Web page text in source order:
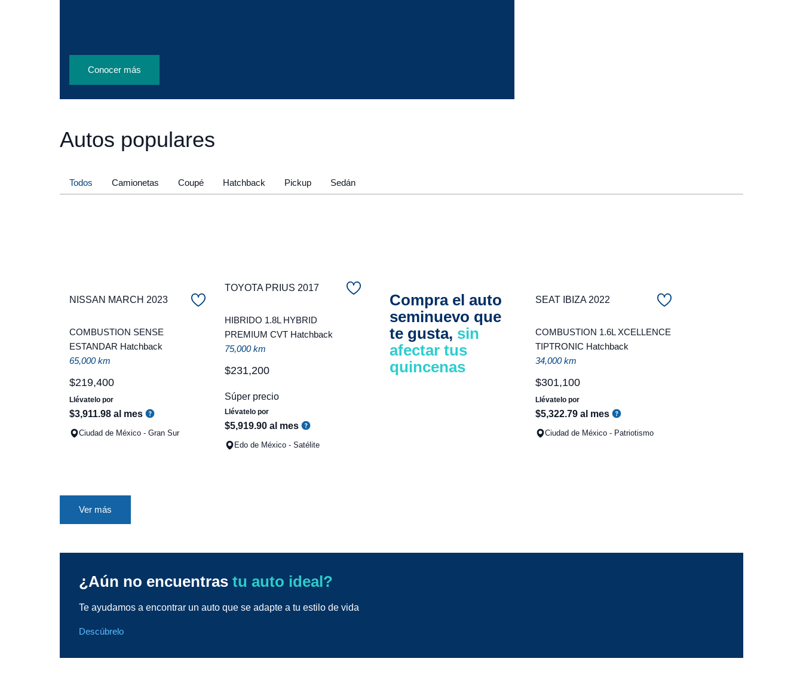
Conocer más
Autos populares
Todos Camionetas Coupé Hatchback Pickup Sedán
NISSAN MARCH 2023
COMBUSTION SENSE
ESTANDAR Hatchback
65,000 km
$219,400
Llévatelo por
$3,911.98 al mes
Ciudad de México - Gran Sur
TOYOTA PRIUS 2017
HIBRIDO 1.8L HYBRID
PREMIUM CVT Hatchback
75,000 km
$231,200
Súper precio
Llévatelo por
$5,919.90 al mes
Edo de México - Satélite
Compra el auto
seminuevo que
te gusta, sin
afectar tus
quincenas
SEAT IBIZA 2022
COMBUSTION 1.6L XCELLENCE
TIPTRONIC Hatchback
34,000 km
$301,100
Llévatelo por
$5,322.79 al mes
Ciudad de México - Patriotismo
Ver más
¿Aún no encuentras tu auto ideal?
Te ayudamos a encontrar un auto que se adapte a tu estilo de vida
Descúbrelo